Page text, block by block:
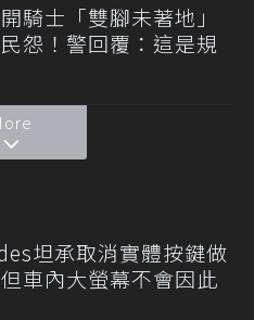
騎士「雙腳未著地」
怨！警回覆：這是規
坦承取消實體按鍵做
車內大螢幕不會因此